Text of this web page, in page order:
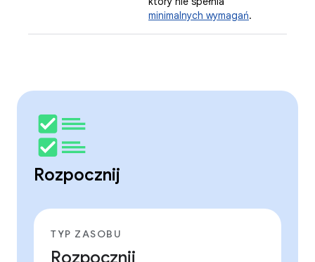
minimalnych wymagań.
Rozpocznij
TYP ZASOBU
Rozpocznij